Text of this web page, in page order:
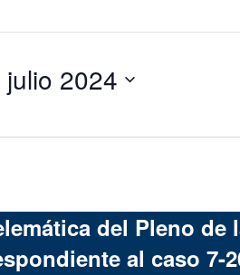
29 julio 2024
del Pleno de
al caso 7-